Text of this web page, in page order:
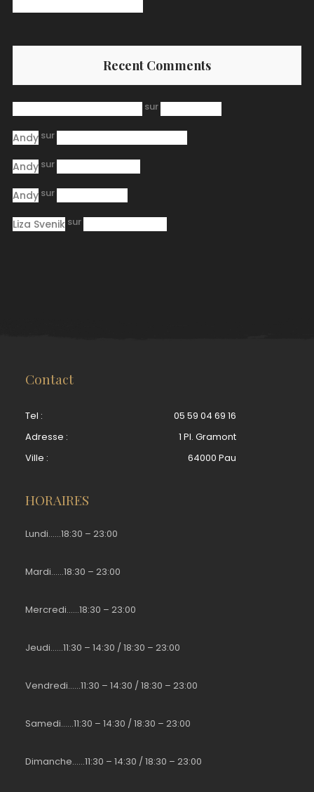
Recent Comments
sur
Andysur
Andysur
Andysur
Liza Sveniksur
Contact
Tel :
05 59 04 69 16
Adresse :
1 Pl. Gramont
Ville :
64000 Pau
HORAIRES
Lundi……18:30 – 23:00
Mardi……18:30 – 23:00
Mercredi……18:30 – 23:00
Jeudi……11:30 – 14:30 / 18:30 – 23:00
Vendredi……11:30 – 14:30 / 18:30 – 23:00
Samedi……11:30 – 14:30 / 18:30 – 23:00
Dimanche……11:30 – 14:30 / 18:30 – 23:00